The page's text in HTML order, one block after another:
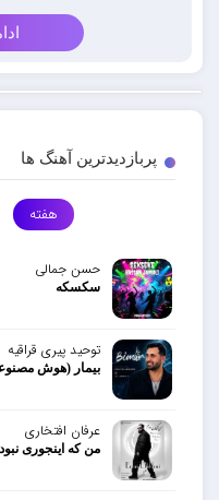
پربازدیدترین آهنگ ها
هفته
حسن جمالی
سکسکه
توحید پیری قراقیه
بیمار (هوش
عرفان افتخاری
من که اینجوری